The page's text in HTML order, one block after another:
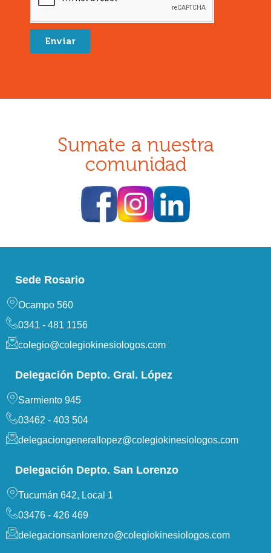
Enviar
Sumate a nuestra
comunidad
Sede Rosario
Ocampo 560
0341 - 481 1156
colegio@colegiokinesiologos.com
Delegación Depto. Gral. López
Sarmiento 945
03462 - 403 504
delegaciongenerallopez@colegiokinesiologos.com
Delegación Depto. San Lorenzo
Tucumán 642, Local 1
03476 - 426 469
delegacionsanlorenzo@colegiokinesiologos.com